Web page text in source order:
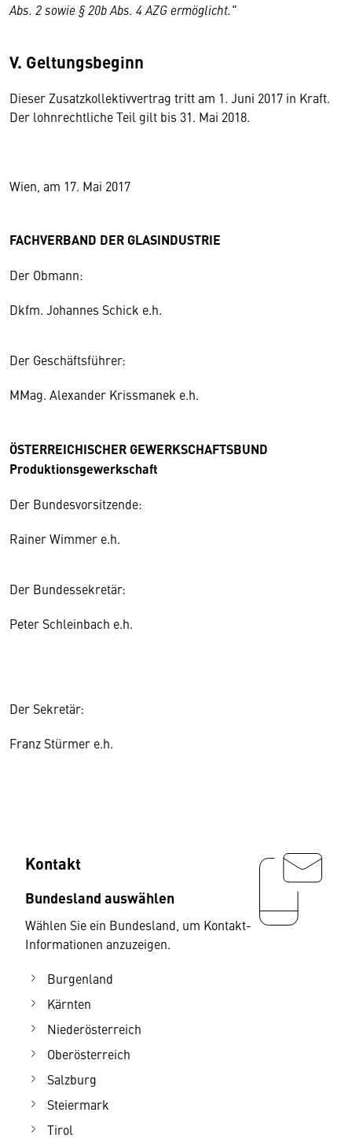
Abs. 2 sowie § 20b Abs. 4 AZG ermöglicht."
V. Geltungsbeginn
Dieser Zusatzkollektivvertrag tritt am 1. Juni 2017 in Kraft.
Der lohnrechtliche Teil gilt bis 31. Mai 2018.
Wien, am 17. Mai 2017
FACHVERBAND DER GLASINDUSTRIE
Der Obmann:
Dkfm. Johannes Schick e.h.
Der Geschäftsführer:
MMag. Alexander Krissmanek e.h.
ÖSTERREICHISCHER GEWERKSCHAFTSBUND
Produktionsgewerkschaft
Der Bundesvorsitzende:
Rainer Wimmer e.h.
Der Bundessekretär:
Peter Schleinbach e.h.
Der Sekretär:
Franz Stürmer e.h.
Kontakt
Bundesland auswählen
Wählen Sie ein Bundesland, um Kontakt-
Informationen anzuzeigen.
Burgenland
Kärnten
Niederösterreich
Oberösterreich
Salzburg
Steiermark
Tirol